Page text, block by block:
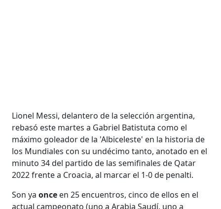
Lionel Messi, delantero de la selección argentina,
rebasó este martes a Gabriel Batistuta como el
máximo goleador de la 'Albiceleste' en la historia de
los Mundiales con su undécimo tanto, anotado en el
minuto 34 del partido de las semifinales de Qatar
2022 frente a Croacia, al marcar el 1-0 de penalti.
Son ya once en 25 encuentros, cinco de ellos en el
actual campeonato (uno a Arabia Saudí, uno a